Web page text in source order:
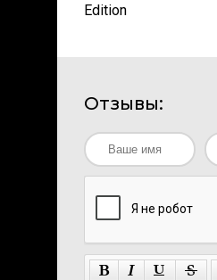
Edition
Отзывы: